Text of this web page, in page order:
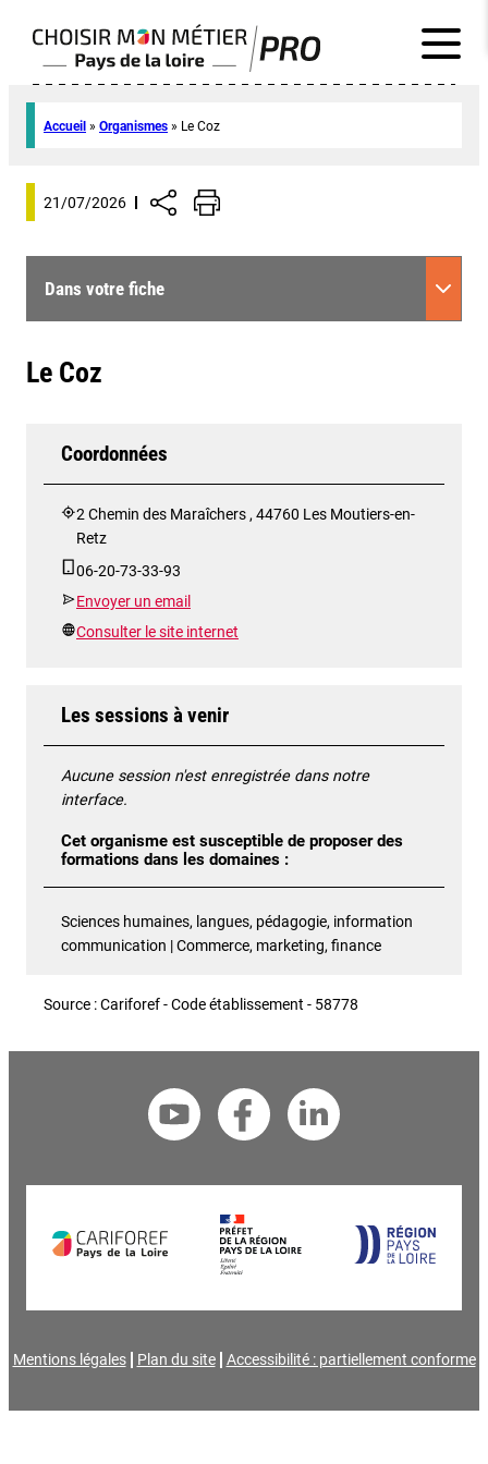
Accueil » Organismes » Le Coz
21/07/2026
Dans votre fiche
Le Coz
Coordonnées
2 Chemin des Maraîchers , 44760 Les Moutiers-en-
Retz
06-20-73-33-93
Envoyer un email
Consulter le site internet
Les sessions à venir
Aucune session n'est enregistrée dans notre
interface.
Cet organisme est susceptible de proposer des
formations dans les domaines :
Sciences humaines, langues, pédagogie, information
communication | Commerce, marketing, finance
Source : Cariforef - Code établissement - 58778
Mentions légales Plan du site Accessibilité : partiellement conforme